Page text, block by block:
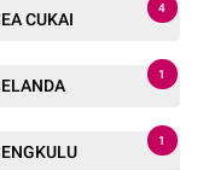
CUKAI
4
1
1